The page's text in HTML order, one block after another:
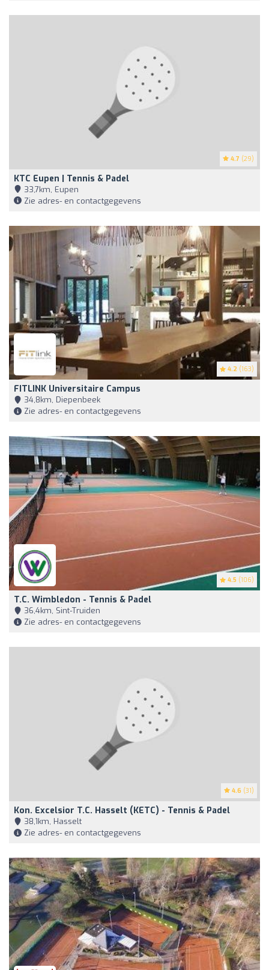
4.7 (29)
KTC Eupen | Tennis & Padel
33,7km, Eupen
Zie adres- en contactgegevens
4.2 (163)
FITLINK Universitaire Campus
34,8km, Diepenbeek
Zie adres- en contactgegevens
4.5 (106)
T.C. Wimbledon - Tennis & Padel
36,4km, Sint-Truiden
Zie adres- en contactgegevens
4.6 (31)
Kon. Excelsior T.C. Hasselt (KETC) - Tennis & Padel
38,1km, Hasselt
Zie adres- en contactgegevens